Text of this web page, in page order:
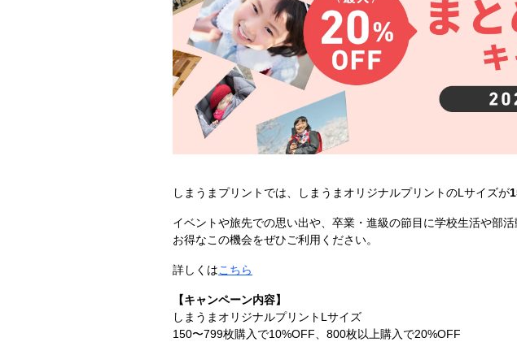
しまうまプリントでは、しまうまオリジナルプリントのLサイズが
イベントや旅先での思い出や、卒業・進級の節目に学校生活や部
お得なこの機会をぜひご利用ください。
詳しくはこちら
【キャンペーン内容】
しまうまオリジナルプリントLサイズ
150〜799枚購入で10%OFF、800枚以上購入で20%OFF